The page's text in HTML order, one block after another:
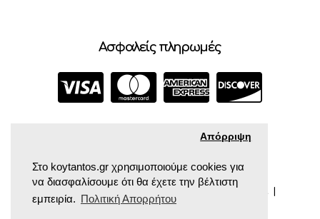
Στο koytantos.gr χρησιμοποιούμε cookies για
να διασφαλίσουμε ότι θα έχετε την βέλτιστη
εμπειρία. Πολιτική Απορρήτου
Απόρριψη
Ασφαλείς πληρωμές
COPYRIGHT © 2024 ΚΟΥΤΆΝΤΟΣ ΠΑΙΔΙΚΆ ΒΡΕΦΙΚΆ |
POWERED BY CROCONET.